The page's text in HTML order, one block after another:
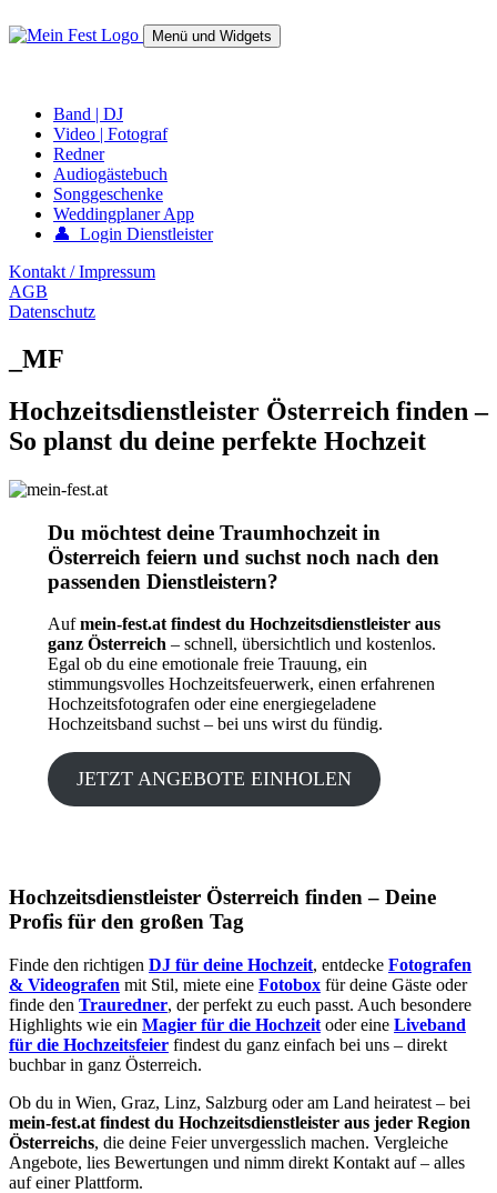
zum
Menü und Widgets
Band | DJ
Video | Fotograf
Redner
Audiogästebuch
Songgeschenke
Weddingplaner App
👤 Login Dienstleister
Kontakt / Impressum
AGB
Datenschutz
_MF
Hochzeitsdienstleister Österreich finden –
So planst du deine perfekte Hochzeit
Du möchtest deine Traumhochzeit in
Österreich feiern und suchst noch nach den
passenden Dienstleistern?
Aufmein-fest.at findest du Hochzeitsdienstleister aus
ganz Österreich– schnell, übersichtlich und kostenlos.
Egal ob du eine emotionale freie Trauung, ein
stimmungsvolles Hochzeitsfeuerwerk, einen erfahrenen
Hochzeitsfotografen oder eine energiegeladene
Hochzeitsband suchst – bei uns wirst du fündig.
JETZT ANGEBOTE EINHOLEN
Hochzeitsdienstleister Österreich finden – Deine
Profis für den großen Tag
Finde den richtigen DJ für deine Hochzeit, entdecke Fotografen
& Videografen mit Stil, miete eine Fotobox für deine Gäste oder
finde den Trauredner, der perfekt zu euch passt. Auch besondere
Highlights wie ein Magier für die Hochzeit oder eine Liveband
für die Hochzeitsfeier findest du ganz einfach bei uns – direkt
buchbar in ganz Österreich.
Ob du in Wien, Graz, Linz, Salzburg oder am Land heiratest – bei
mein-fest.at findest du Hochzeitsdienstleister aus jeder Region
Österreichs, die deine Feier unvergesslich machen. Vergleiche
Angebote, lies Bewertungen und nimm direkt Kontakt auf – alles
auf einer Plattform.